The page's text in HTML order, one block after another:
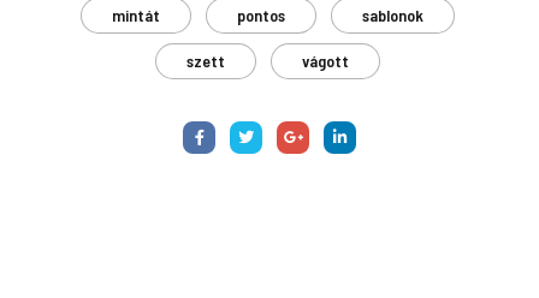
mintát pontos sablonok
szett vágott